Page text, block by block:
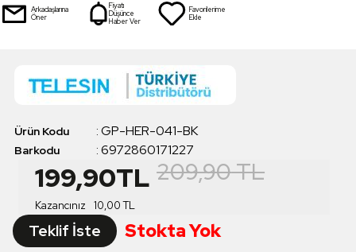
Arkadaşlarına
Öner
Fiyatı
Düşünce
Haber Ver
Favorilerime
Ekle
Ürün Kodu :GP-HER-041-BK
Barkodu :6972860171227
199,90TL 209,90TL
Kazancınız 10,00TL
Teklif İste
Stokta Yok